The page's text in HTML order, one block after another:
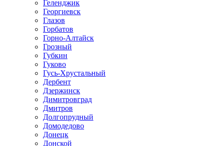
Геленджик
Георгиевск
Глазов
Горбатов
Горно-Алтайск
Грозный
Губкин
Гуково
Гусь-Хрустальный
Дербент
Дзержинск
Димитровград
Дмитров
Долгопрудный
Домодедово
Донецк
Донской